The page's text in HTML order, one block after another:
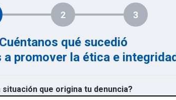
2 3
Cuéntanos qué sucedió
a promover la ética e integridad
que origina tu denuncia?